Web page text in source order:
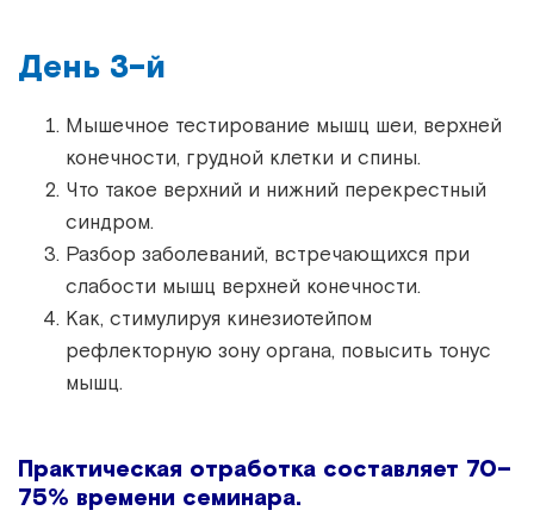
День 3-й
Мышечное тестирование мышц шеи, верхней
конечности, грудной клетки и спины.
Что такое верхний и нижний перекрестный
синдром.
Разбор заболеваний, встречающихся при
слабости мышц верхней конечности.
Как, стимулируя кинезиотейпом
рефлекторную зону органа, повысить тонус
мышц.
Практическая отработка составляет 70–
75% времени семинара.